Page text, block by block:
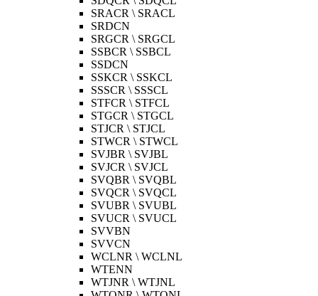
SRACR \ SRACL
SRDCN
SRGCR \ SRGCL
SSBCR \ SSBCL
SSDCN
SSKCR \ SSKCL
SSSCR \ SSSCL
STFCR \ STFCL
STGCR \ STGCL
STJCR \ STJCL
STWCR \ STWCL
SVJBR \ SVJBL
SVJCR \ SVJCL
SVQBR \ SVQBL
SVQCR \ SVQCL
SVUBR \ SVUBL
SVUCR \ SVUCL
SVVBN
SVVCN
WCLNR \ WCLNL
WTENN
WTJNR \ WTJNL